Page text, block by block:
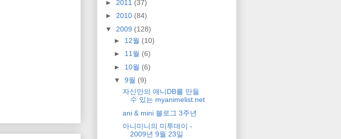
► 2011 (37)
► 2010 (84)
▼ 2009 (128)
► 12월 (10)
► 11월 (6)
► 10월 (6)
▼ 9월 (9)
자신만의 애니DB를 만들
수 있는 myanimelist.net
ani & mini 블로그 3주년
아니미니의 미투데이 -
2009년 9월 23일